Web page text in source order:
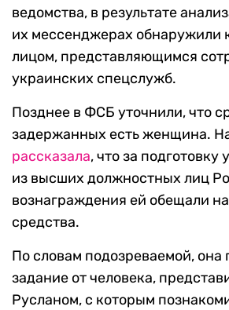
ведомства, в результате
их мессенджерах обнаружили
лицом, представляющимся
украинских спецслужб.
Позднее в ФСБ уточнили, что
задержанных есть женщина.
рассказала, что за подготовку
из высших должностных лиц
вознаграждения ей обещали
средства.
По словам подозреваемой, она
задание от человека,
Русланом, с которым